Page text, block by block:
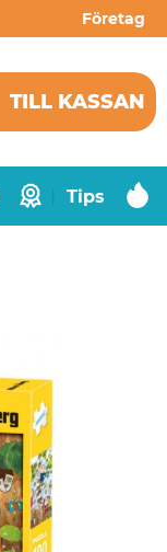
Företag
TILL KASSAN
Tips